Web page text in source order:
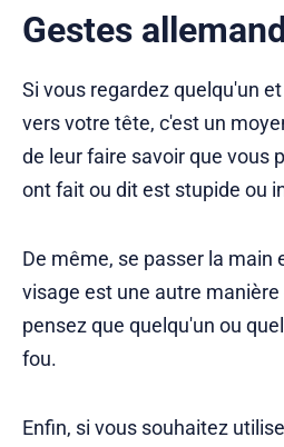
Gestes
Si vous regardez quelqu'un
vers votre tête, c'est un
de leur faire savoir que vous
ont fait ou dit est stupide ou
De même, se passer la main
visage est une autre
pensez que quelqu'un ou
fou.
Enfin, si vous souhaitez